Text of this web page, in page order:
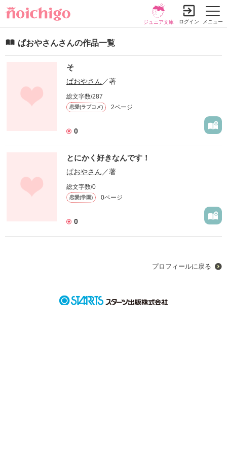
メニュー
ジュニア文庫 ログイン
ぱおやさんさんの作品一覧
そ
ぱおやさん ／著
総文字数/287
恋愛(ラブコメ) 2ページ
0
とにかく好きなんです！
ぱおやさん ／著
総文字数/0
恋愛(学園) 0ページ
0
プロフィールに戻る